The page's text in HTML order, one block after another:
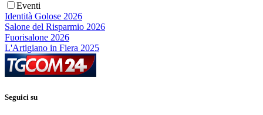
Eventi
Identità Golose 2026
Salone del Risparmio 2026
Fuorisalone 2026
L'Artigiano in Fiera 2025
Seguici su